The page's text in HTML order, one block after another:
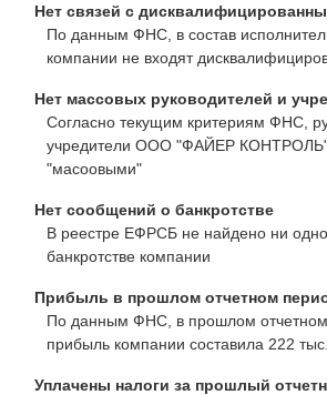
Нет связей с
По данным ФНС, в состав
компании не входят
Нет массовых руководителей и
Согласно текущим критериям ФНС,
учредители ООО "ФАЙЕР КОНТРОЛЬ"
"масоовыми"
Нет сообщений о банкротстве
В реестре ЕФРСБ не найдено ни
банкротстве компании
Прибыль в прошлом отчетном
По данным ФНС, в прошлом отчетном
прибыль компании составила 222
Уплачены налоги за прошлый